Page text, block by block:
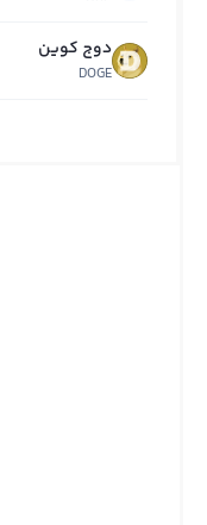
دوج کوین
DOGE